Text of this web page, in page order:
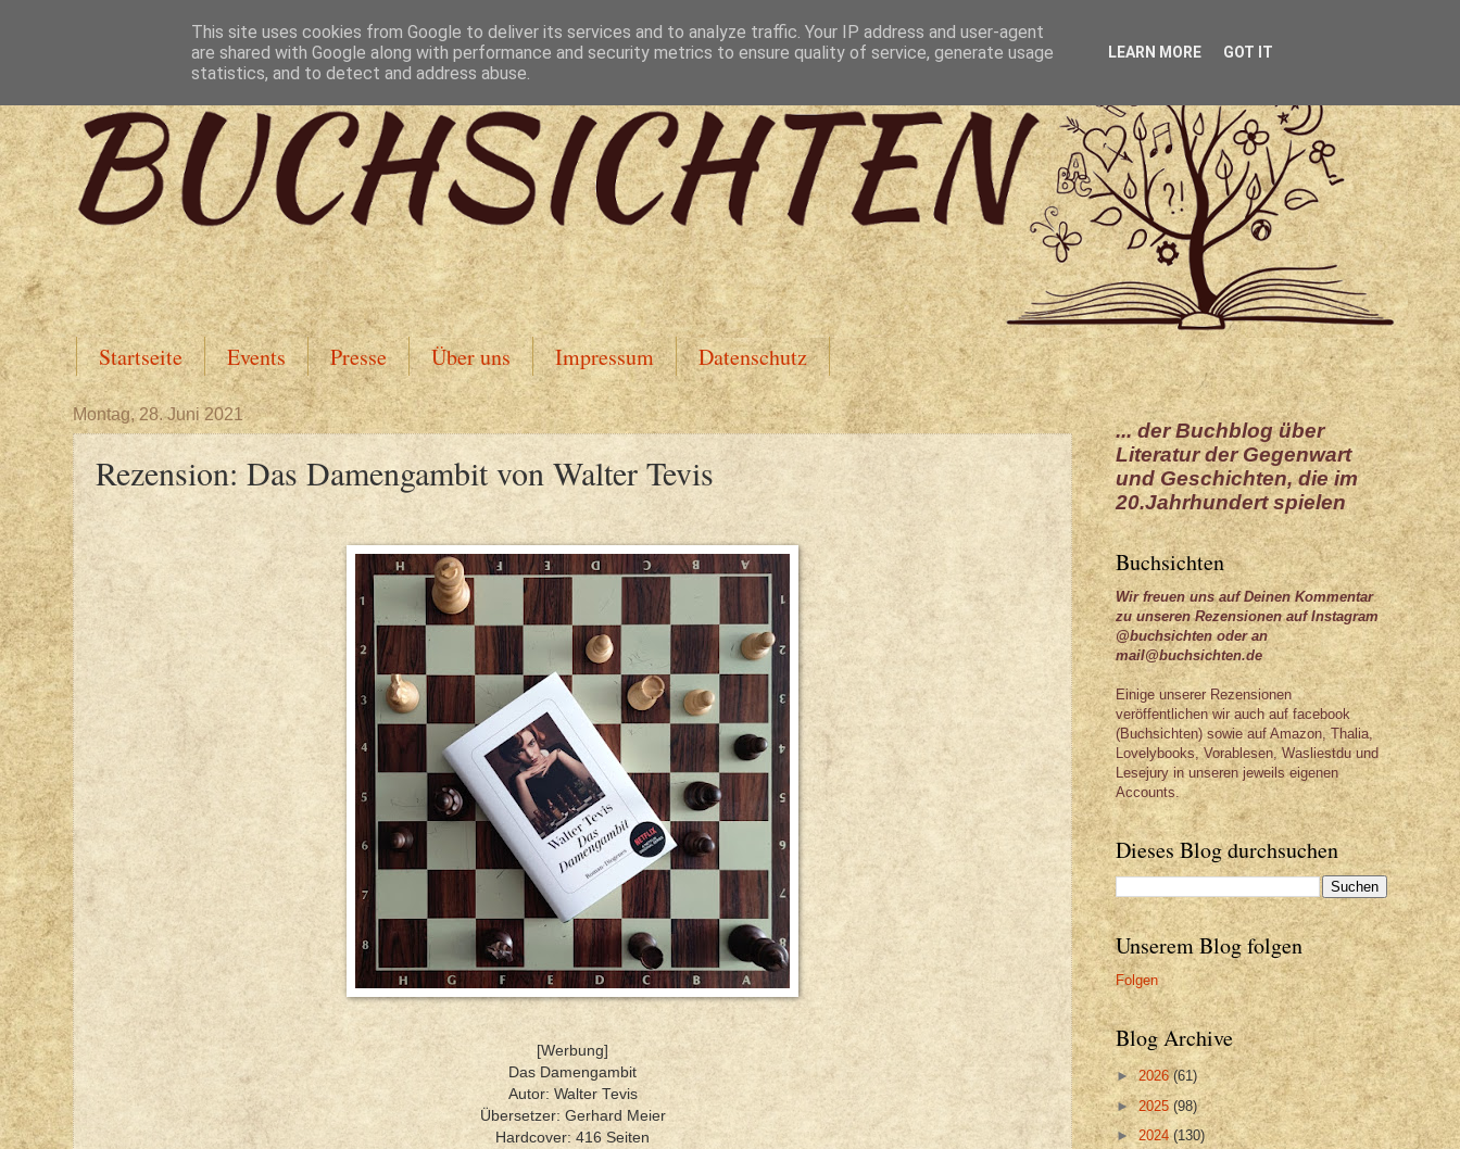
Startseite Events Presse Über uns Impressum Datenschutz
Montag, 28. Juni 2021
Rezension: Das Damengambit von Walter Tevis
[Werbung]
Das Damengambit
Autor: Walter Tevis
Übersetzer: Gerhard Meier
Hardcover: 416 Seiten
... der Buchblog über
Literatur der Gegenwart
und Geschichten, die im
20.Jahrhundert spielen
Buchsichten
Wir freuen uns auf Deinen Kommentar
zu unseren Rezensionen auf Instagram
@buchsichten oder an
mail@buchsichten.de
Einige unserer Rezensionen
veröffentlichen wir auch auf facebook
(Buchsichten) sowie auf Amazon, Thalia,
Lovelybooks, Vorablesen, Wasliestdu und
Lesejury in unseren jeweils eigenen
Accounts.
Dieses Blog durchsuchen
Unserem Blog folgen
Folgen
Blog Archive
►2026(61)
►2025(98)
►2024(130)
This site uses cookies from Google to deliver its services and to analyze traffic. Your IP address and user-agent
are shared with Google along with performance and security metrics to ensure quality of service, generate usage
statistics, and to detect and address abuse.
LEARN MORE GOT IT